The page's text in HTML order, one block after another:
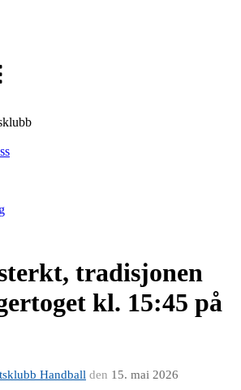
tradisjonen
kl. 15:45 på
Handball den 15. mai 2026